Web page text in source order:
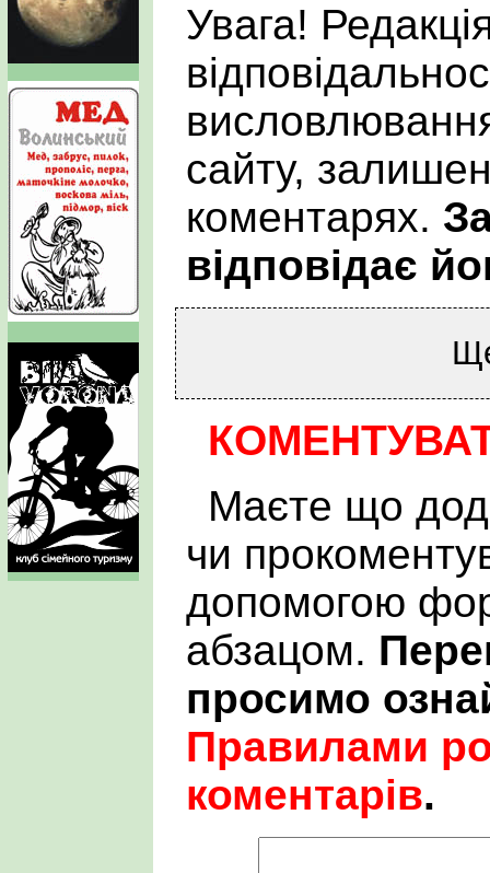
Увага!
сайту,
коментарях.
відповідає
Маєте що
чи
допомогою
абзацом.
просимо
Правилами
коментарів.